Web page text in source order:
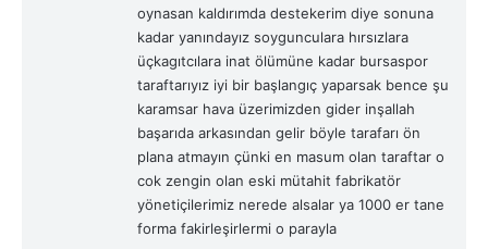
oynasan kaldırımda destekerim diye sonuna
kadar yanındayız soygunculara hırsızlara
üçkagıtcılara inat ölümüne kadar bursaspor
taraftarıyız iyi bir başlangıç yaparsak bence şu
karamsar hava üzerimizden gider inşallah
başarıda arkasından gelir böyle tarafarı ön
plana atmayın çünki en masum olan taraftar o
cok zengin olan eski mütahit fabrikatör
yönetiçilerimiz nerede alsalar ya 1000 er tane
forma fakirleşirlermi o parayla